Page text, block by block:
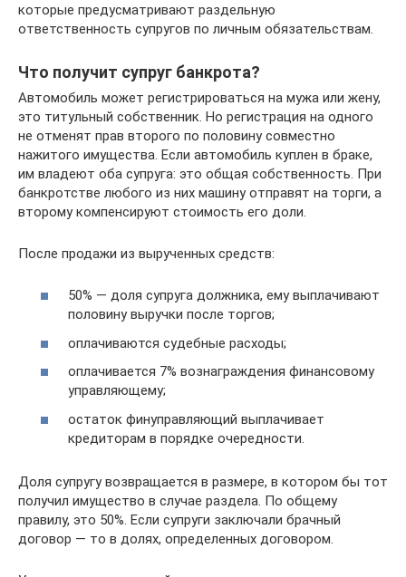
которые предусматривают раздельную
ответственность супругов по личным обязательствам.
Что получит супруг банкрота?
Автомобиль может регистрироваться на мужа или жену,
это титульный собственник. Но регистрация на одного
не отменят прав второго по половину совместно
нажитого имущества. Если автомобиль куплен в браке,
им владеют оба супруга: это общая собственность. При
банкротстве любого из них машину отправят на торги, а
второму компенсируют стоимость его доли.
После продажи из вырученных средств:
50% — доля супруга должника, ему выплачивают
половину выручки после торгов;
оплачиваются судебные расходы;
оплачивается 7% вознаграждения финансовому
управляющему;
остаток финуправляющий выплачивает
кредиторам в порядке очередности.
Доля супругу возвращается в размере, в котором бы тот
получил имущество в случае раздела. По общему
правилу, это 50%. Если супруги заключали брачный
договор — то в долях, определенных договором.